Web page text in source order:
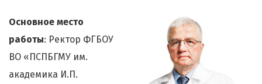
Основное место
работы: Ректор ФГБОУ
ВО «ПСПБГМУ им.
академика И.П.